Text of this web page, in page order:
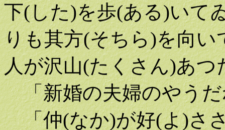
下(した)を歩(ある)いて
りも其方(そちら)を向
人が沢山(たくさん)あつ
「新婚の夫婦のやうだ
「仲(なか)が好(よ)さ